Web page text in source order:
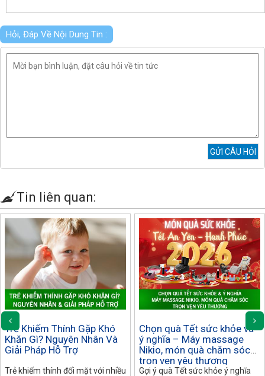
Hỏi, Đáp Về Nội Dung Tin :
Tin liên quan:
Trẻ Khiếm Thính Gặp Khó
Khăn Gì? Nguyên Nhân Và
Giải Pháp Hỗ Trợ
Trẻ khiếm thính đối mặt với nhiều
Chọn quà Tết sức khỏe và
ý nghĩa – Máy massage
Nikio, món quà chăm sóc
trọn vẹn yêu thương
Gợi ý quà Tết sức khỏe ý nghĩa